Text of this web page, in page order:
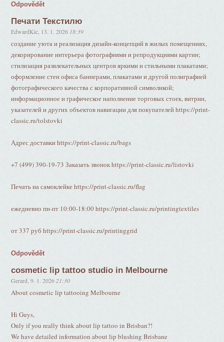
Odpovědět
Печати Текстилю
EdwardKic 13. 1. 2026 18:39
создание уюта и реализация дизайн-концепций в жилых помещениях,
декорирование интерьера фотографиями и репродукциями картин;
стилизация развлекательных центров яркими и стильными плакатами;
оформление стен офиса баннерами, плакатами и другой полиграфией
фотографического качества с корпоративной символикой;
информационное и графическое наполнение торговых стоек, витрин,
указателей и других объектов навигации для покупателей https://print-
classic.ru/tolstovki
Адрес доставки https://print-classic.ru/bags
+7 (499) 390-19-73 Заказать звонок https://print-classic.ru/listovki
Печать на самоклейке https://print-classic.ru/flag
ежедневно пн-пт 10:00-18:00 https://print-classic.ru/printingtextiles
от 337 руб https://print-classic.ru/printinggrid
Odpovědět
cosmetic lip tattoo studio in Melbourne
Gerard ,9. 1. 2026 21:30
About cosmetic lip tattooing Melbourne
Hi Guys,
Only if you really think about lip tattoo in Brisban?!
We have detailed information about lip blushing Brisbane